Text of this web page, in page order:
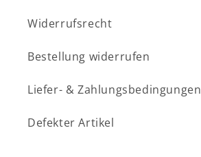
Widerrufsrecht
Bestellung widerrufen
Liefer- & Zahlungsbedingungen
Defekter Artikel